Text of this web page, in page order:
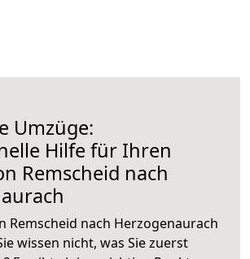
Umzüge:
Hilfe für Ihren
Remscheid nach
Remscheid nach Herzogenaurach
wissen nicht, was Sie zuerst